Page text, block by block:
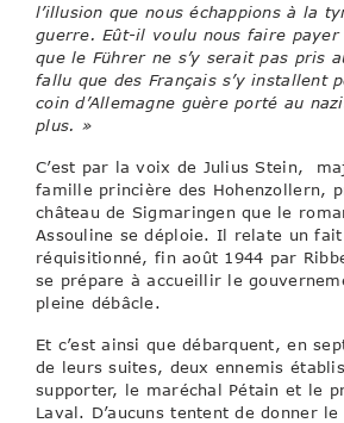
l’illusion que nous échappions à la
guerre. Eût-il voulu nous faire
que le Führer ne s’y serait pas pris
fallu que des Français s’y installent
coin d’Allemagne guère porté au
plus. »
C’est par la voix de Julius Stein,
famille princière des Hohenzollern,
château de Sigmaringen que le
Assouline se déploie. Il relate un
réquisitionné, fin août 1944 par
se prépare à accueillir le
pleine débâcle.
Et c’est ainsi que débarquent, en
de leurs suites, deux ennemis
supporter, le maréchal Pétain et le
Laval. D’aucuns tentent de donner